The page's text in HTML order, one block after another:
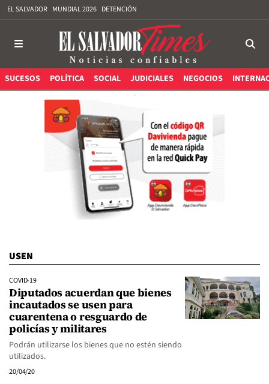
EL SALVADOR MUNDIAL 2026 DETENCIÓN
SUCESOS POLÍTICA SOCIAL JUDICIALES NEGOCIOS
USEN
COVID-19
Diputados acuerdan que bienes
incautados se usen para
cuarentena o resguardo de
policías y militares
Podrán utilizarse los bienes que no estén siendo
utilizados.
20/04/20